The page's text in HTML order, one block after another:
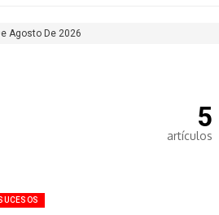
Agosto De 2026
5
artículos